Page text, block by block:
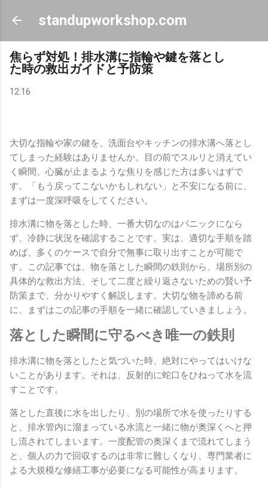
スキップしてメイン コンテンツに移動
standupworkshop.com
焦らず対処！排水溝に指輪や鍵を落とし
た時の救出ガイドと予防策
12:16
大切な指輪や家の鍵を、洗面台やキッチンの排水溝へ落とし
てしまった経験はありませんか。目の前でスルリと消えてい
く瞬間、心臓が止まるような焦りを感じた方は多いはずで
す。「もう戻ってこないかもしれない」と不安になる前に、
まずは一度深呼吸をしてください。
排水溝に物を落とした時、一番大切なのはパニックになら
ず、冷静に状況を確認することです。実は、適切な手順を踏
めば、多くのケースで自分で無事に取り出すことが可能で
す。この記事では、物を落とした瞬間の鉄則から、場所別の
具体的な救出方法、そして二度と繰り返さないための賢い予
防策まで、分かりやすく解説します。大切な物を諦める前
に、まずはこの記事の手順を一緒に確認していきましょう。
落とした瞬間に守るべき唯一の鉄則
排水溝に物を落としたと気づいた時、絶対にやってはいけな
いことがあります。それは、反射的に蛇口をひねって水を流
すことです。
落とした直後に水を出したり、別の場所で水を使ったりする
と、排水管内に溜まっている水流と一緒に物が奥深くへと押
し流されてしまいます。一度配管の奥深くまで流れてしまう
と、個人の力で回収するのは非常に難しくなり、専門業者に
よる大規模な修繕工事が必要になる可能性が高まります。